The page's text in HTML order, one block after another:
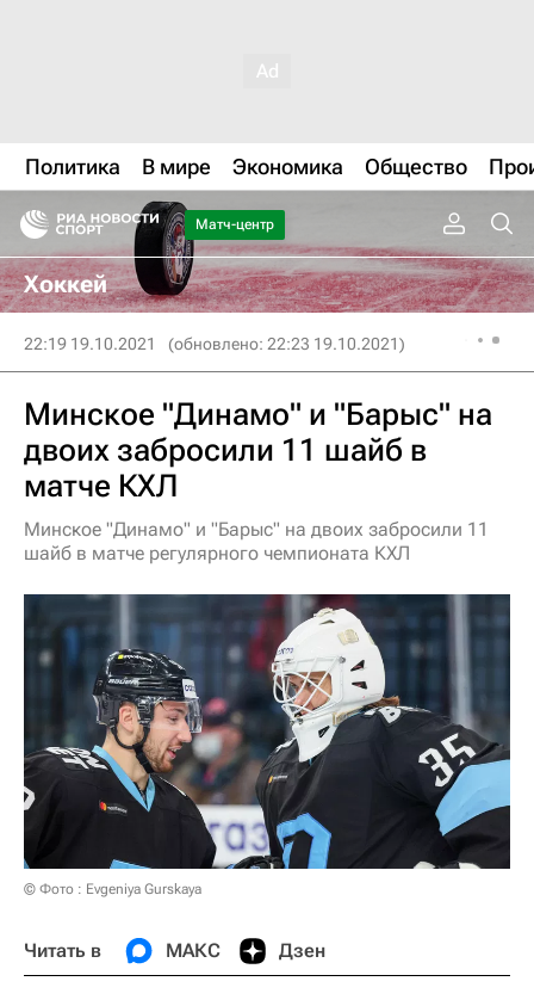
Политика В мире Экономика Общество
Матч-центр
Хоккей
22:19 19.10.2021 (обновлено: 22:23 19.10.2021)
Минское "Динамо" и "Барыс" на
двоих забросили 11 шайб в
матче КХЛ
Минское "Динамо" и "Барыс" на двоих забросили 11
шайб в матче регулярного чемпионата КХЛ
© Фото : Evgeniya Gurskaya
Читать в МАКС Дзен